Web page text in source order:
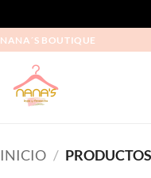
NANA´S BOUTIQUE
INICIO /